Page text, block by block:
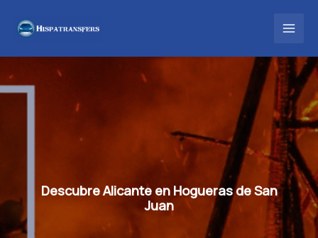
contenido
Descubre Alicante en Hogueras de San
Juan